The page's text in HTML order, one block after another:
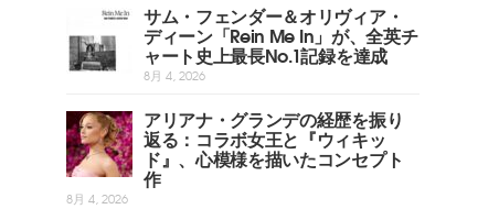
サム・フェンダー＆オリヴィア・
ディーン「Rein Me In」が、全英チ
ャート史上最長No.1記録を達成
8月 4, 2026
アリアナ・グランデの経歴を振り
返る：コラボ女王と『ウィキッ
ド』、心模様を描いたコンセプト
作
8月 4, 2026